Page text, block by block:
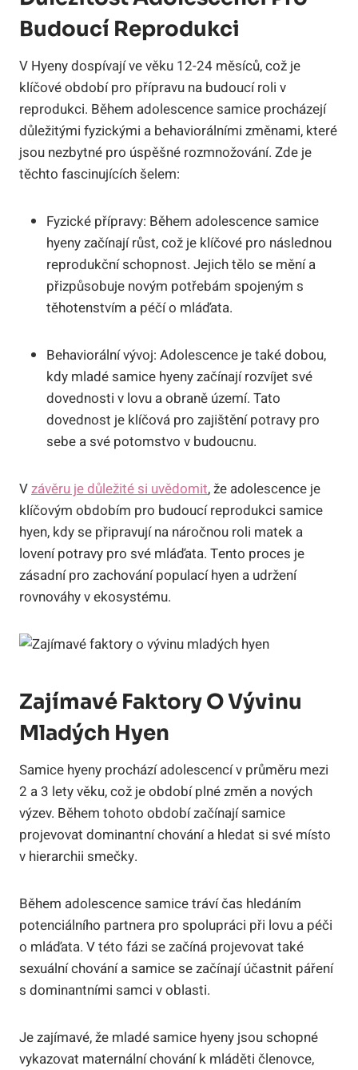
Budoucí Reprodukci
V Hyeny dospívají ve věku 12-24 měsíců, což je
klíčové období pro přípravu na budoucí roli v
reprodukci. Během adolescence samice procházejí
důležitými fyzickými a behaviorálními změnami, které
jsou nezbytné pro úspěšné rozmnožování. Zde je
těchto fascinujících šelem:
Fyzické přípravy: Během adolescence samice
hyeny začínají růst, což je klíčové pro následnou
reprodukční schopnost. Jejich tělo se mění a
přizpůsobuje novým potřebám spojeným s
těhotenstvím a péčí o mláďata.
Behaviorální vývoj: Adolescence je také dobou,
kdy mladé samice hyeny začínají rozvíjet své
dovednosti v lovu a obraně území. Tato
dovednost je klíčová pro zajištění potravy pro
sebe a své potomstvo v budoucnu.
Vzávěru je důležité si uvědomit, že adolescence je
klíčovým obdobím pro budoucí reprodukci samice
hyen, kdy se připravují na náročnou roli matek a
lovení potravy pro své mláďata. Tento proces je
zásadní pro zachování populací hyen a udržení
rovnováhy v ekosystému.
Zajímavé Faktory O Vývinu
Mladých Hyen
Samice hyeny prochází adolescencí v průměru mezi
2 a 3 lety věku, což je období plné změn a nových
výzev. Během tohoto období začínají samice
projevovat dominantní chování a hledat si své místo
v hierarchii smečky.
Během adolescence samice tráví čas hledáním
potenciálního partnera pro spolupráci při lovu a péči
o mláďata. V této fázi se začíná projevovat také
sexuální chování a samice se začínají účastnit páření
s dominantními samci v oblasti.
Je zajímavé, že mladé samice hyeny jsou schopné
vykazovat maternální chování k mláděti členovce,